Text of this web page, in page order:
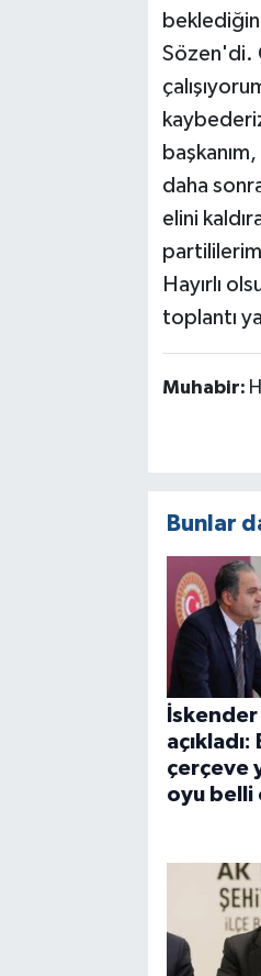
Sözen'di.
daha
elini
Hayırlı
toplantı
Muhabir:
Bunlar
açıkladı:
çerçeve
oyu belli